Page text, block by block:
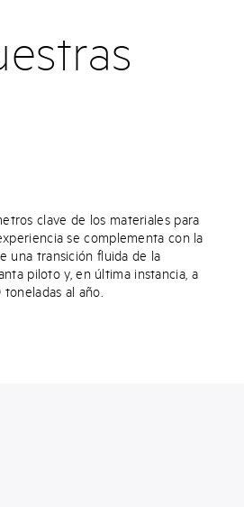
clave de los materiales para
se complementa con la
una transición fluida de la
piloto y, en última instancia, a
al año.